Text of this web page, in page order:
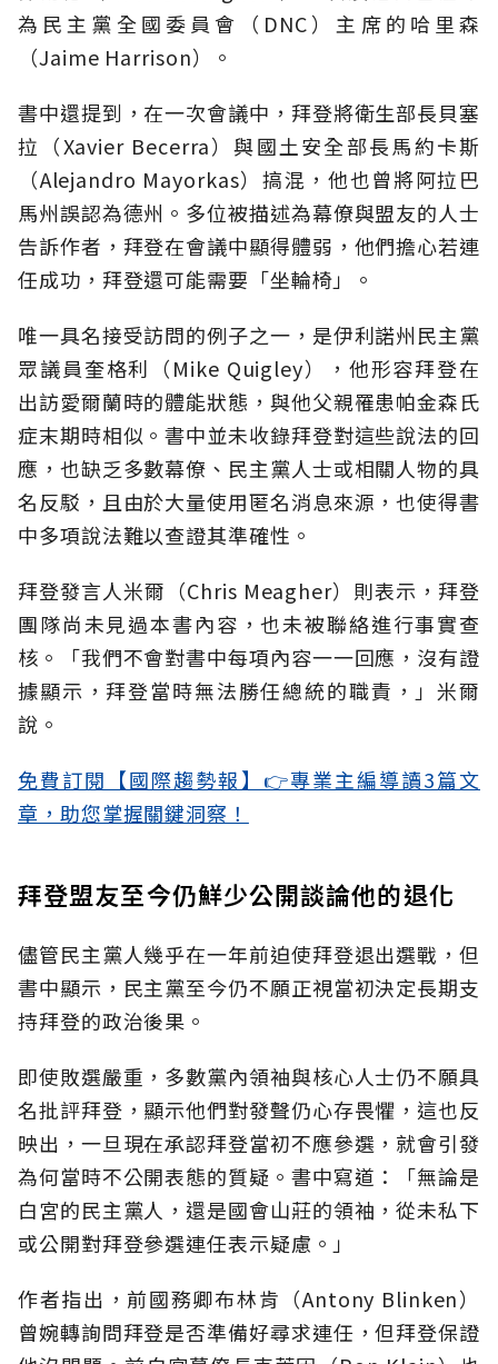
為民主黨全國委員會（DNC）主席的哈里森
（Jaime Harrison）。
書中還提到，在一次會議中，拜登將衛生部長貝塞
拉（Xavier Becerra）與國土安全部長馬約卡斯
（Alejandro Mayorkas）搞混，他也曾將阿拉巴
馬州誤認為德州。多位被描述為幕僚與盟友的人士
告訴作者，拜登在會議中顯得體弱，他們擔心若連
任成功，拜登還可能需要「坐輪椅」。
唯一具名接受訪問的例子之一，是伊利諾州民主黨
眾議員奎格利（Mike Quigley），他形容拜登在
出訪愛爾蘭時的體能狀態，與他父親罹患帕金森氏
症末期時相似。書中並未收錄拜登對這些說法的回
應，也缺乏多數幕僚、民主黨人士或相關人物的具
名反駁，且由於大量使用匿名消息來源，也使得書
中多項說法難以查證其準確性。
拜登發言人米爾（Chris Meagher）則表示，拜登
團隊尚未見過本書內容，也未被聯絡進行事實查
核。「我們不會對書中每項內容一一回應，沒有證
據顯示，拜登當時無法勝任總統的職責，」米爾
說。
免費訂閱【國際趨勢報】👉專業主編導讀3篇文
章，助您掌握關鍵洞察！
拜登盟友至今仍鮮少公開談論他的退化
儘管民主黨人幾乎在一年前迫使拜登退出選戰，但
書中顯示，民主黨至今仍不願正視當初決定長期支
持拜登的政治後果。
即使敗選嚴重，多數黨內領袖與核心人士仍不願具
名批評拜登，顯示他們對發聲仍心存畏懼，這也反
映出，一旦現在承認拜登當初不應參選，就會引發
為何當時不公開表態的質疑。書中寫道：「無論是
白宮的民主黨人，還是國會山莊的領袖，從未私下
或公開對拜登參選連任表示疑慮。」
作者指出，前國務卿布林肯（Antony Blinken）
曾婉轉詢問拜登是否準備好尋求連任，但拜登保證